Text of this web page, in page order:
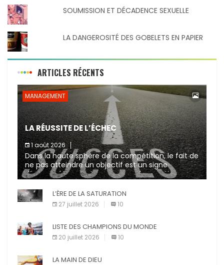
SOUMISSION ET DÉCADENCE SEXUELLE
LA DANGEROSITÉ DES GOBELETS EN PAPIER
ARTICLES RÉCENTS
MANAGEMENT
LA RÉUSSITE DE L’ÉCHEC
1 août 2026
Dans la haute sphère de la compétition, le fait de
ne pas atteindre un objectif est un signe
d’incompétence et une source de sanctions
diverses (avertissement, […]
L’ÈRE DE LA SATURATION
27 juillet 2026 10
LISTE DES CHAMPIONS DU MONDE
20 juillet 2026 10
LA MAIN DE DIEU